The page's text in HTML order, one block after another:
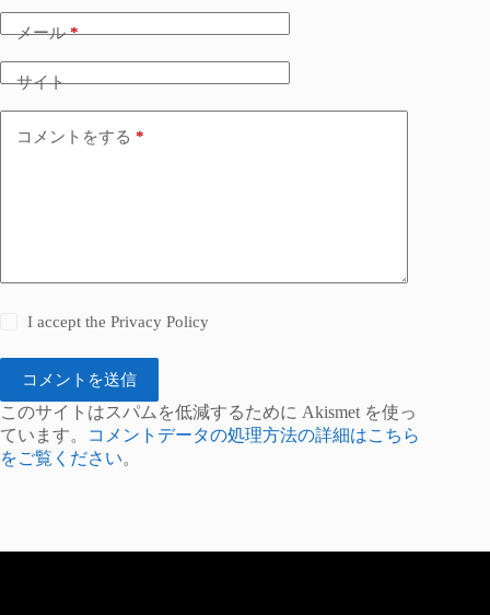
メール*
サイト
コメントをする *
I accept thePrivacy Policy
コメントを送信
このサイトはスパムを低減するために Akismet を使っ
ています。
コメントデータの処理方法の詳細はこちら
をご覧ください。